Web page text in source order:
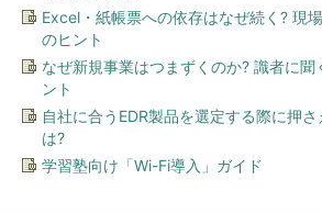
Excel・紙帳票への依存はなぜ続く? 現
のヒント
なぜ新規事業はつまずくのか? 識者に聞
ント
自社に合うEDR製品を選定する際に押
は?
学習塾向け「Wi-Fi導入」ガイド